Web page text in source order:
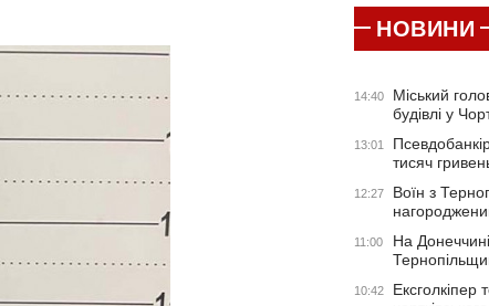
НОВИНИ
14:40
Міський
будівлі у
13:01
тисяч
12:27
Воїн з
11:00
На
10:42
Ексголкіпер